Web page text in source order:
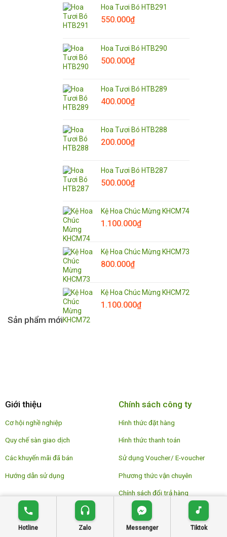
Sản phẩm mới
Hoa Tươi Bó HTB291
550.000₫
Hoa Tươi Bó HTB290
500.000₫
Hoa Tươi Bó HTB289
400.000₫
Hoa Tươi Bó HTB288
200.000₫
Hoa Tươi Bó HTB287
500.000₫
Kệ Hoa Chúc Mừng KHCM74
1.100.000₫
Kệ Hoa Chúc Mừng KHCM73
800.000₫
Kệ Hoa Chúc Mừng KHCM72
1.100.000₫
Giới thiệu
Cơ hội nghề nghiệp
Quy chế sàn giao dịch
Các khuyến mãi đã bán
Hướng dẫn sử dụng
Chính sách công ty
Hình thức đặt hàng
Hình thức thanh toán
Sử dụng Voucher/ E-voucher
Phương thức vận chuyên
Chính sách đổi trả hàng
Hotline Zalo Messenger Tiktok